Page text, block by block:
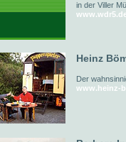
in der Viller
Heinz
Der
www.heinz-